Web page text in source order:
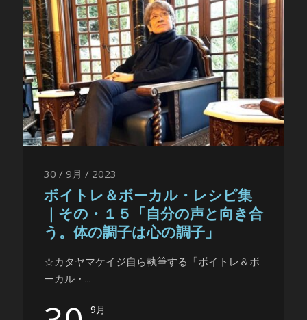
30 / 9月 / 2023
ボイトレ＆ボーカル・レシピ集
｜その・１５「自分の声と向き合
う。体の調子は心の調子」
☆カタヤマケイジ自ら執筆する「ボイトレ＆ボ
ーカル・...
9月